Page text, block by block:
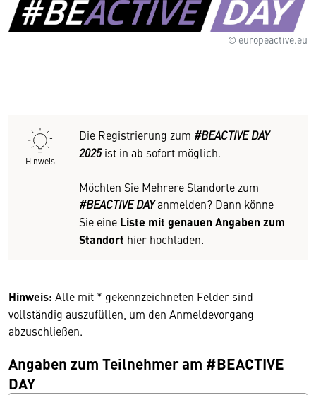
© europeactive.eu
Hinweis
Die Registrierung zum #BEACTIVE DAY
2025 ist in ab sofort möglich.
Möchten Sie Mehrere Standorte zum
#BEACTIVE DAYanmelden? Dann könne
Sie eine Liste mit genauen Angaben zum
Standort hier hochladen.
Hinweis: Alle mit * gekennzeichneten Felder sind
vollständig auszufüllen, um den Anmeldevorgang
abzuschließen.
Angaben zum Teilnehmer am #BEACTIVE
DAY